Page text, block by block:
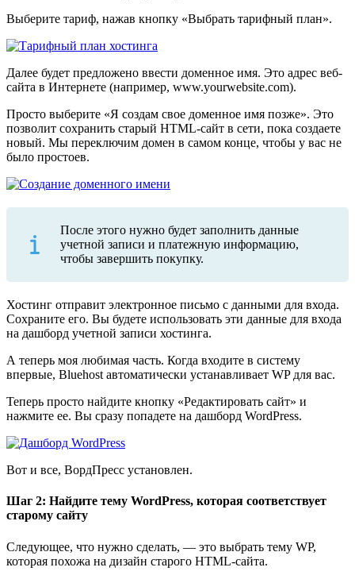
Выберите тариф, нажав кнопку «Выбрать тарифный план».
Далее будет предложено ввести доменное имя. Это адрес веб-
сайта в Интернете (например, www.yourwebsite.com).
Просто выберите «Я создам свое доменное имя позже». Это
позволит сохранить старый HTML-сайт в сети, пока создаете
новый. Мы переключим домен в самом конце, чтобы у вас не
было простоев.
После этого нужно будет заполнить данные
учетной записи и платежную информацию,
чтобы завершить покупку.
Хостинг отправит электронное письмо с данными для входа.
Сохраните его. Вы будете использовать эти данные для входа
на дашборд учетной записи хостинга.
А теперь моя любимая часть. Когда входите в систему
впервые, Bluehost автоматически устанавливает WP для вас.
Теперь просто найдите кнопку «Редактировать сайт» и
нажмите ее. Вы сразу попадете на дашборд WordPress.
Вот и все, ВордПресс установлен.
Шаг 2: Найдите тему WordPress, которая соответствует
старому сайту
Следующее, что нужно сделать, — это выбрать тему WP,
которая похожа на дизайн старого HTML-сайта.